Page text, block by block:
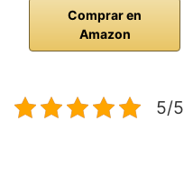
Comprar en
Amazon
5/5